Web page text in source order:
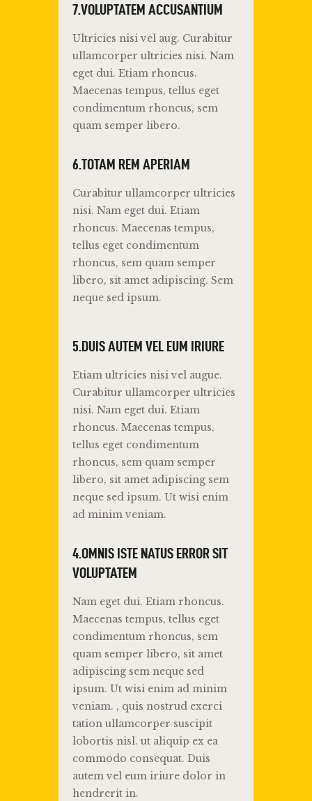
7.VOLUPTATEM ACCUSANTIUM
Ultricies nisi vel aug. Curabitur
ullamcorper ultricies nisi. Nam
eget dui. Etiam rhoncus.
Maecenas tempus, tellus eget
condimentum rhoncus, sem
quam semper libero.
6.TOTAM REM APERIAM
Curabitur ullamcorper ultricies
nisi. Nam eget dui. Etiam
rhoncus. Maecenas tempus,
tellus eget condimentum
rhoncus, sem quam semper
libero, sit amet adipiscing. Sem
neque sed ipsum.
5.DUIS AUTEM VEL EUM IRIURE
Etiam ultricies nisi vel augue.
Curabitur ullamcorper ultricies
nisi. Nam eget dui. Etiam
rhoncus. Maecenas tempus,
tellus eget condimentum
rhoncus, sem quam semper
libero, sit amet adipiscing sem
neque sed ipsum. Ut wisi enim
ad minim veniam.
4.OMNIS ISTE NATUS ERROR SIT
VOLUPTATEM
Nam eget dui. Etiam rhoncus.
Maecenas tempus, tellus eget
condimentum rhoncus, sem
quam semper libero, sit amet
adipiscing sem neque sed
ipsum. Ut wisi enim ad minim
veniam. , quis nostrud exerci
tation ullamcorper suscipit
lobortis nisl. ut aliquip ex ea
commodo consequat. Duis
autem vel eum iriure dolor in
hendrerit in.